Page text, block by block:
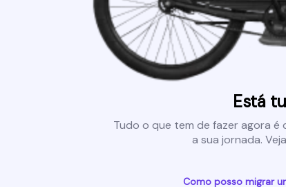
Está
Tudo o que tem de fazer agora
a sua jornada.
Como posso migrar